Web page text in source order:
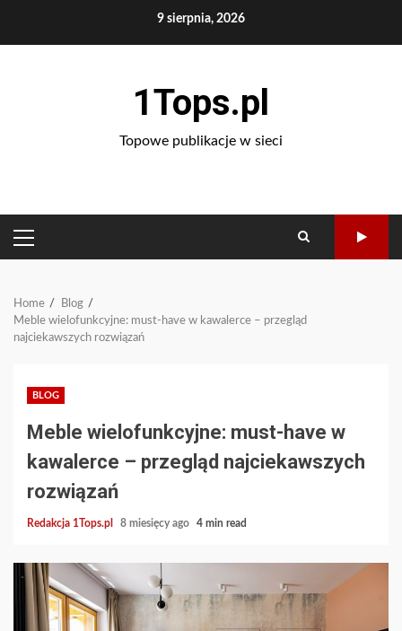
9 sierpnia, 2026
1Tops.pl
Topowe publikacje w sieci
PRIMARY
MENU
Home
Blog
Meble wielofunkcyjne: must-have w kawalerce – przegląd
najciekawszych rozwiązań
BLOG
Meble wielofunkcyjne: must-have w
kawalerce – przegląd najciekawszych
rozwiązań
Redakcja 1Tops.pl 8 miesięcy ago 4 min read